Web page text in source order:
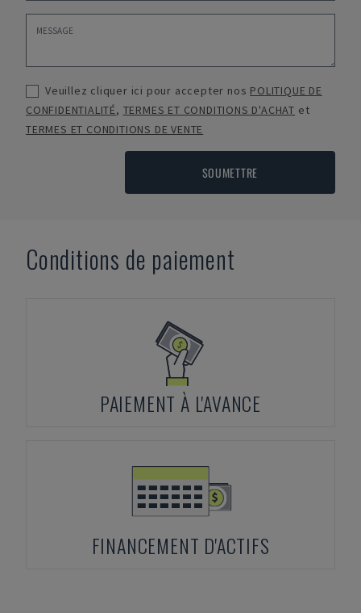
Veuillez cliquer ici pour accepter nos POLITIQUE DE
CONFIDENTIALITÉ, TERMES ET CONDITIONS D'ACHAT et
TERMES ET CONDITIONS DE VENTE
SOUMETTRE
Conditions de paiement
PAIEMENT À L'AVANCE
FINANCEMENT D'ACTIFS